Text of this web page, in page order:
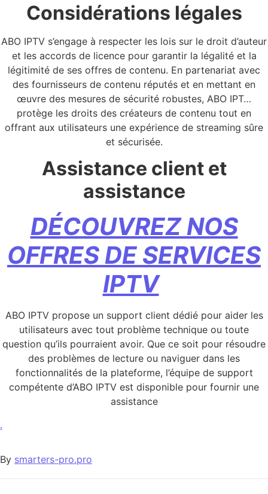
Considérations légales
ABO IPTV s’engage à respecter les lois sur le droit d’auteur
et les accords de licence pour garantir la légalité et la
légitimité de ses offres de contenu. En partenariat avec
des fournisseurs de contenu réputés et en mettant en
œuvre des mesures de sécurité robustes, ABO IPT…
protège les droits des créateurs de contenu tout en
offrant aux utilisateurs une expérience de streaming sûre
et sécurisée.
Assistance client et
assistance
DÉCOUVREZ NOS
OFFRES DE SERVICES
IPTV
ABO IPTV propose un support client dédié pour aider les
utilisateurs avec tout problème technique ou toute
question qu’ils pourraient avoir. Que ce soit pour résoudre
des problèmes de lecture ou naviguer dans les
fonctionnalités de la plateforme, l’équipe de support
compétente d’ABO IPTV est disponible pour fournir une
assistance
.
By smarters-pro.pro